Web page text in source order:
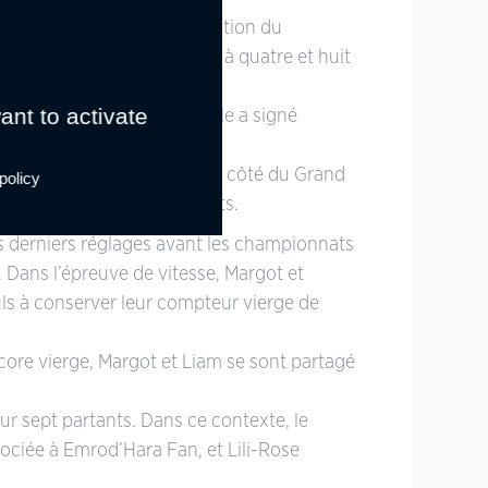
une nouvelle fois la solution du
conclu leurs parcours à quatre et huit
Flipper de l’Étape
, elle a signé
de huit points.
, pénalisés de 6 points. Du côté du Grand
avec un score de 4 points.
réglages avant les championnats
. Dans l’épreuve de vitesse, Margot et
à conserver leur compteur vierge de
vierge, Margot et Liam se sont partagé
sept partants. Dans ce contexte, le
à Emrod’Hara Fan, et Lili-Rose
to activate